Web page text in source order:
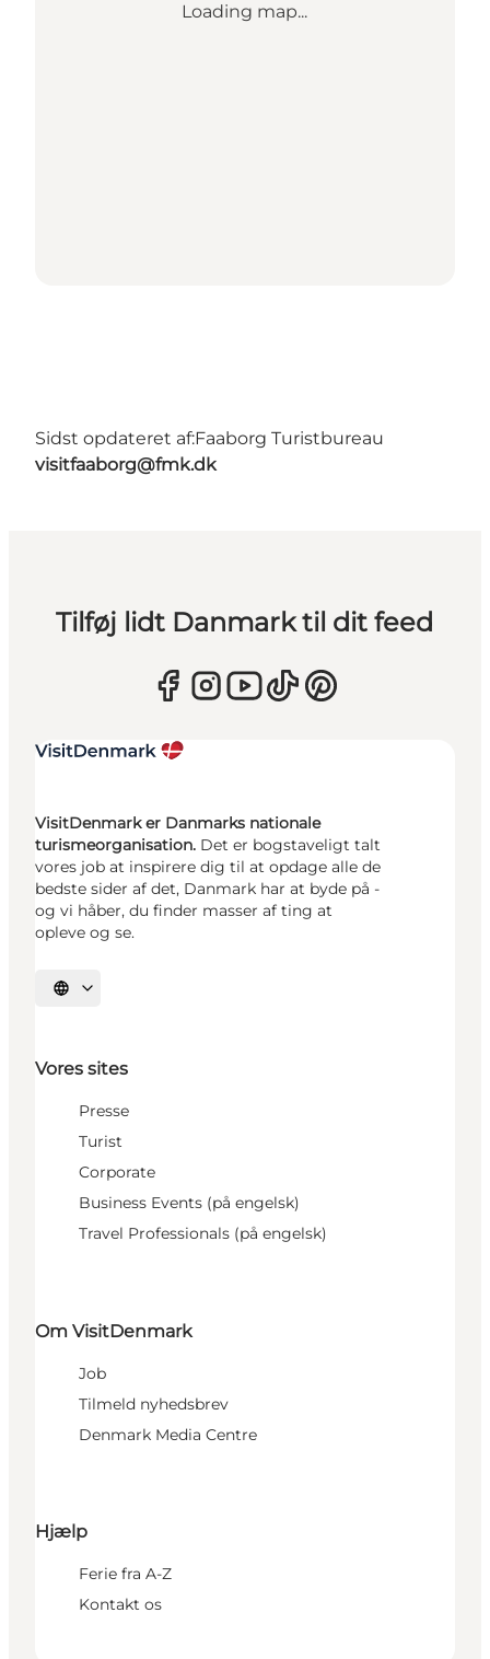
Loading map...
Sidst opdateret af:Faaborg Turistbureau
visitfaaborg@fmk.dk
Tilføj lidt Danmark til dit feed
VisitDenmark er Danmarks nationale
turismeorganisation. Det er bogstaveligt talt
vores job at inspirere dig til at opdage alle de
bedste sider af det, Danmark har at byde på -
og vi håber, du finder masser af ting at
opleve og se.
Vælg sprog
Vores sites
Presse
Turist
Corporate
Business Events (på engelsk)
Travel Professionals (på engelsk)
Om VisitDenmark
Job
Tilmeld nyhedsbrev
Denmark Media Centre
Hjælp
Ferie fra A-Z
Kontakt os